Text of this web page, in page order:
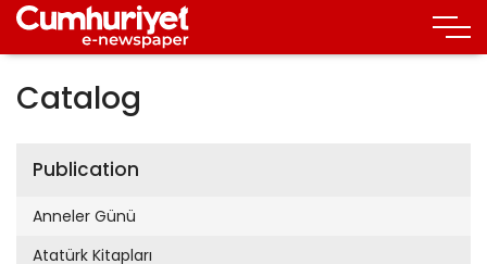
Catalog
Publication
Anneler Günü
Atatürk Kitapları